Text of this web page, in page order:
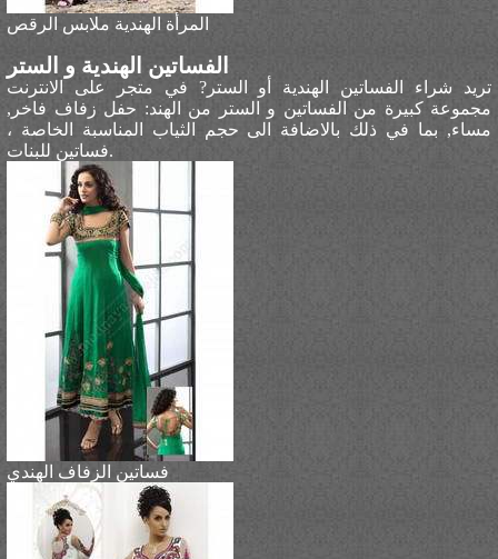
المرأة الهندية ملابس الرقص
الفساتين الهندية و الستر
تريد شراء الفساتين الهندية أو الستر? في متجر على الانترنت
مجموعة كبيرة من الفساتين و الستر من الهند: حفل زفاف فاخر,
مساء, بما في ذلك بالاضافة الى حجم الثياب المناسبة الخاصة ،
فساتين للبنات.
فساتين الزفاف الهندي